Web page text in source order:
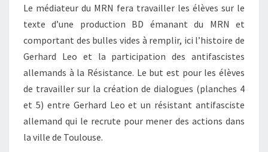
Le médiateur du MRN fera travailler les élèves sur le
texte d’une production BD émanant du MRN et
comportant des bulles vides à remplir, ici l’histoire de
Gerhard Leo et la participation des antifascistes
allemands à la Résistance. Le but est pour les élèves
de travailler sur la création de dialogues (planches 4
et 5) entre Gerhard Leo et un résistant antifasciste
allemand qui le recrute pour mener des actions dans
la ville de Toulouse.